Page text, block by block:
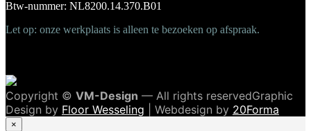
Btw-nummer: NL8200.14.370.B01
Let op: onze werkplaats is alleen te bezoeken op afspraak.
Copyright © VM-Design — All rights reservedGraphic
Design by Floor Wesseling | Webdesign by 20Forma
×